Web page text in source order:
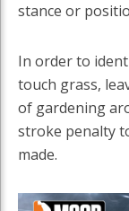
stance or
In order to
touch grass,
of gardening
stroke penalty
made.